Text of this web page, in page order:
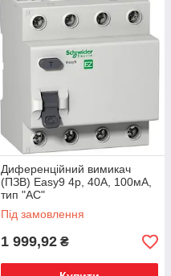
Диференційний вимикач
(ПЗВ) Easy9 4p, 40А, 100мА,
тип "АС"
Під замовлення
1 999,92 ₴